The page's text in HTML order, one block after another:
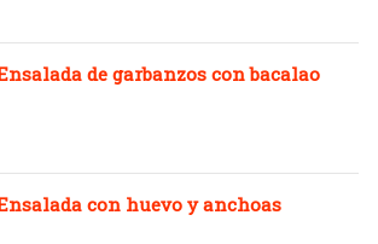
de garbanzos con bacalao
con huevo y anchoas